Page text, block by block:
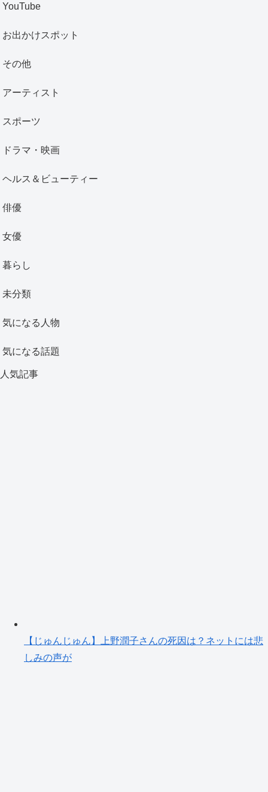
YouTube
お出かけスポット
その他
アーティスト
スポーツ
ドラマ・映画
ヘルス＆ビューティー
俳優
女優
暮らし
未分類
気になる人物
気になる話題
人気記事
【じゅんじゅん】上野潤子さんの死因は？ネットには悲
しみの声が